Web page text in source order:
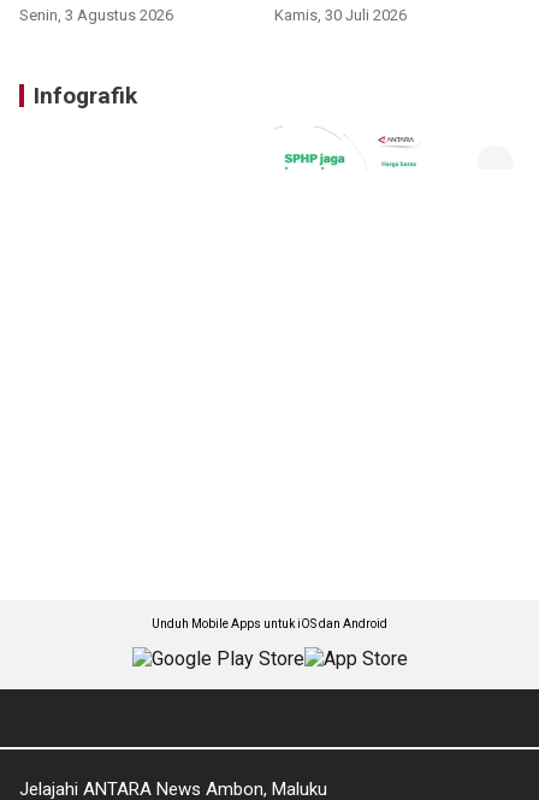
Senin, 3 Agustus 2026 Kamis, 30 Juli 2026
Infografik
Unduh Mobile Apps untuk iOS dan Android
Jelajahi ANTARA News Ambon, Maluku